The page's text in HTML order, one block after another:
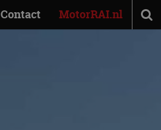
Contact MotorRAI.nl